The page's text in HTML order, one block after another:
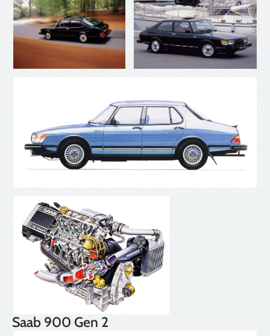
Saab 900 Gen 2